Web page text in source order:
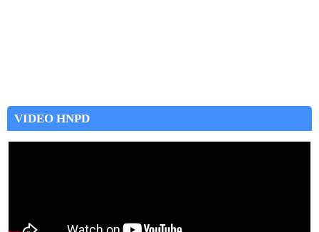
VIDEO HNPD